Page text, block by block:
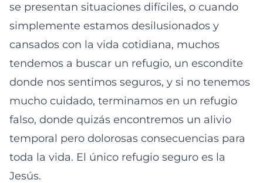
se presentan situaciones difíciles, o cuando
simplemente estamos desilusionados y
cansados con la vida cotidiana, muchos
tendemos a buscar un refugio, un escondite
donde nos sentimos seguros, y si no tenemos
mucho cuidado, terminamos en un refugio
falso, donde quizás encontremos un alivio
temporal pero dolorosas consecuencias para
toda la vida. El único refugio seguro es la
Jesús.